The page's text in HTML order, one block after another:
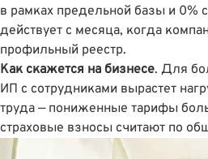
в рамках предельной базы и 0%
действует с месяца, когда
профильный реестр.
Как скажется на бизнесе. Для
ИП с сотрудниками вырастет
труда — пониженные тарифы
страховые взносы считают по